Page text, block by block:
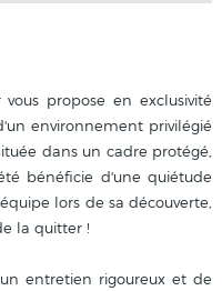
propose en exclusivité
environnement privilégié
dans un cadre protégé,
bénéficie d'une quiétude
lors de sa découverte,
la quitter !
entretien rigoureux et de